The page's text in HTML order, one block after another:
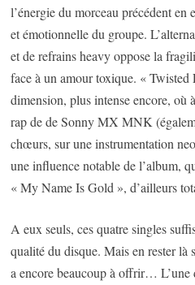
l’énergie du morceau précédent
et émotionnelle du groupe.
et de refrains heavy oppose la
face à un amour toxique. « Twisted
dimension, plus intense encore,
rap de de Sonny MX MNK
chœurs, sur une instrumentation
une influence notable de l’album,
« My Name Is Gold », d’ailleurs
A eux seuls, ces quatre singles
qualité du disque. Mais en rester là
a encore beaucoup à offrir… L’une